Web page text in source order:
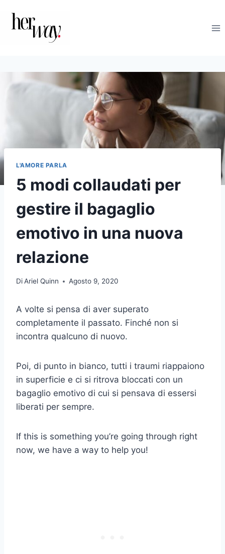
contenuto
L'AMORE PARLA
5 modi collaudati per
gestire il bagaglio
emotivo in una nuova
relazione
DiAriel Quinn Agosto 9, 2020
A volte si pensa di aver superato
completamente il passato. Finché non si
incontra qualcuno di nuovo.
Poi, di punto in bianco, tutti i traumi riappaiono
in superficie e ci si ritrova bloccati con un
bagaglio emotivo di cui si pensava di essersi
liberati per sempre.
If this is something you’re going through right
now, we have a way to help you!